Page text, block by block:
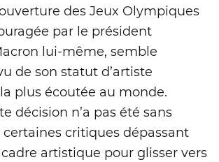
des Jeux Olympiques
par le président
lui-même, semble
de son statut d’artiste
plus écoutée au monde.
décision n’a pas été sans
certaines critiques dépassant
artistique pour glisser vers